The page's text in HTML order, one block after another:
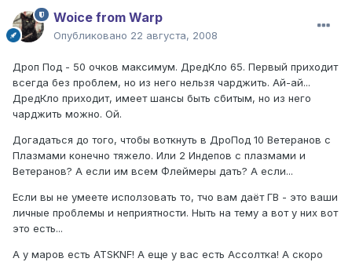
Woice from Warp
Опубликовано 22 августа, 2008
Дроп Под - 50 очков максимум. ДредКло 65. Первый приходит
всегда без проблем, но из него нельзя чарджить. Ай-ай...
ДредКло приходит, имеет шансы быть сбитым, но из него
чарджить можно. Ой.
Догадаться до того, чтобы воткнуть в ДроПод 10 Ветеранов с
Плазмами конечно тяжело. Или 2 Индепов с плазмами и
Ветеранов? А если им всем Флеймеры дать? А если...
Если вы не умеете исползовать то, тчо вам даёт ГВ - это ваши
личные проблемы и неприятности. Ныть на тему а вот у них вот
это есть...
А у маров есть ATSKNF! А еще у вас есть Ассолтка! А скоро